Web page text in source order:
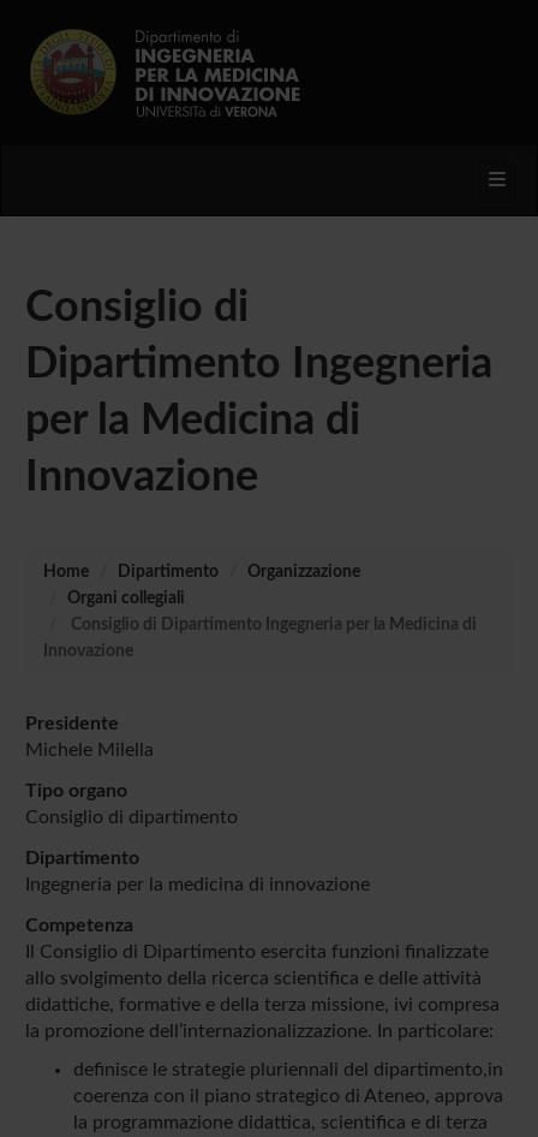
Consiglio di
Dipartimento Ingegneria
per la Medicina di
Innovazione
Home Dipartimento
Organizzazione
Organi collegiali
Consiglio di Dipartimento Ingegneria per la Medicina di
Innovazione
Presidente
Michele Milella
Tipo organo
Consiglio di dipartimento
Dipartimento
Ingegneria per la medicina di innovazione
Competenza
Il Consiglio di Dipartimento esercita funzioni finalizzate
allo svolgimento della ricerca scientifica e delle attività
didattiche, formative e della terza missione, ivi compresa
la promozione dell’internazionalizzazione. In particolare:
definisce le strategie pluriennali del dipartimento,in
coerenza con il piano strategico di Ateneo, approva
la programmazione didattica, scientifica e di terza